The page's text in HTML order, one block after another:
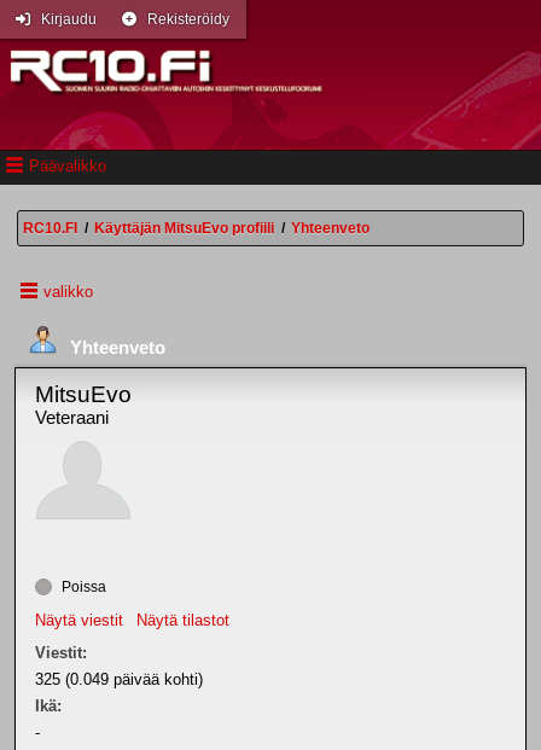
Päävalikko
Kirjaudu Rekisteröidy
RC10.FI / Käyttäjän MitsuEvo profiili / Yhteenveto
valikko
Yhteenveto
MitsuEvo
Veteraani
Poissa
Näytä viestit
Näytä tilastot
Viestit:
325 (0.049 päivää kohti)
Ikä:
-